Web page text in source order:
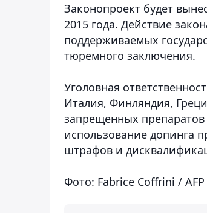
Законопроект будет
2015 года. Действие
поддерживаемых
тюремного заключения.
Уголовная
Италия, Финляндия,
запрещенных
использование допинга
штрафов и
Фото: Fabrice Coffrini / AFP